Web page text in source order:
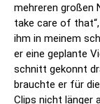
mehreren großen
take care of
ihm in meinem
er eine geplante
schnitt gekonnt
brauchte er für
Clips nicht länger